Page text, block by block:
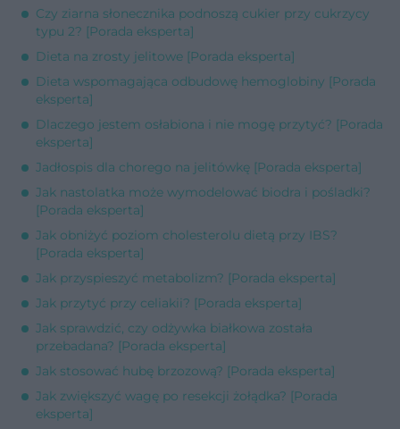
Czy ziarna słonecznika podnoszą cukier przy cukrzycy
typu 2? [Porada eksperta]
Dieta na zrosty jelitowe [Porada eksperta]
Dieta wspomagająca odbudowę hemoglobiny [Porada
eksperta]
Dlaczego jestem osłabiona i nie mogę przytyć? [Porada
eksperta]
Jadłospis dla chorego na jelitówkę [Porada eksperta]
Jak nastolatka może wymodelować biodra i pośladki?
[Porada eksperta]
Jak obniżyć poziom cholesterolu dietą przy IBS?
[Porada eksperta]
Jak przyspieszyć metabolizm? [Porada eksperta]
Jak przytyć przy celiakii? [Porada eksperta]
Jak sprawdzić, czy odżywka białkowa została
przebadana? [Porada eksperta]
Jak stosować hubę brzozową? [Porada eksperta]
Jak zwiększyć wagę po resekcji żołądka? [Porada
eksperta]